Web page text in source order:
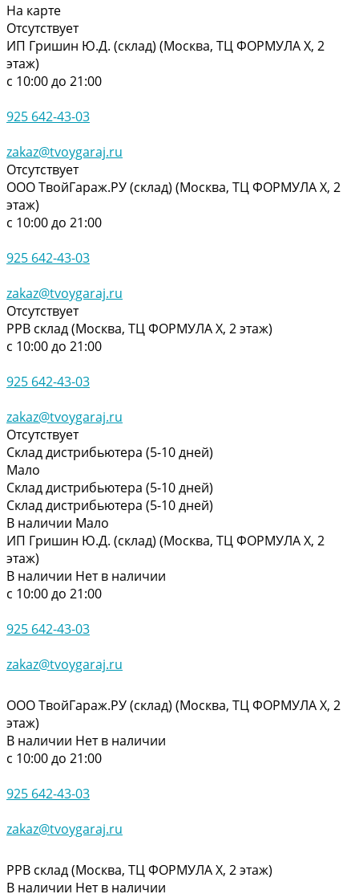
На карте
Отсутствует
ИП Гришин Ю.Д. (склад) (Москва, ТЦ ФОРМУЛА Х, 2
этаж)
с 10:00 до 21:00
925 642-43-03
zakaz@tvoygaraj.ru
Отсутствует
ООО ТвойГараж.РУ (склад) (Москва, ТЦ ФОРМУЛА Х, 2
этаж)
с 10:00 до 21:00
925 642-43-03
zakaz@tvoygaraj.ru
Отсутствует
РРВ склад (Москва, ТЦ ФОРМУЛА Х, 2 этаж)
с 10:00 до 21:00
925 642-43-03
zakaz@tvoygaraj.ru
Отсутствует
Склад дистрибьютера (5-10 дней)
Мало
Склад дистрибьютера (5-10 дней)
Склад дистрибьютера (5-10 дней)
В наличии Мало
ИП Гришин Ю.Д. (склад) (Москва, ТЦ ФОРМУЛА Х, 2
этаж)
В наличии Нет в наличии
с 10:00 до 21:00
925 642-43-03
zakaz@tvoygaraj.ru
ООО ТвойГараж.РУ (склад) (Москва, ТЦ ФОРМУЛА Х, 2
этаж)
В наличии Нет в наличии
с 10:00 до 21:00
925 642-43-03
zakaz@tvoygaraj.ru
РРВ склад (Москва, ТЦ ФОРМУЛА Х, 2 этаж)
В наличии Нет в наличии